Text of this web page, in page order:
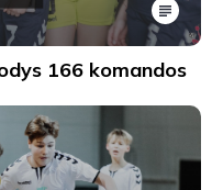
166 komandos